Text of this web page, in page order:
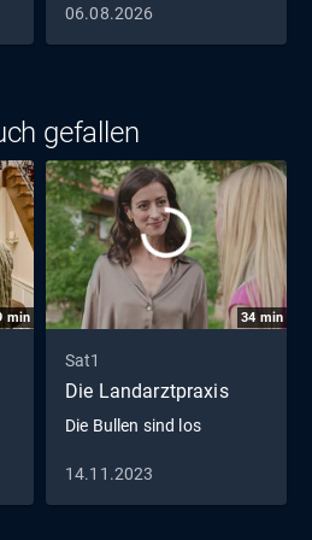
06.08.2026
gefallen
min 34 min
Sat1
Die Landarztpraxis
Die Bullen sind los
14.11.2023